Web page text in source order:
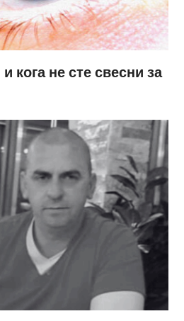
кога не сте свесни за